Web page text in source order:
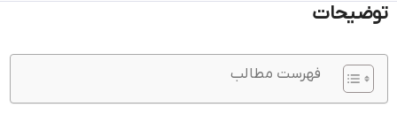
توضیحات
فهرست مطالب